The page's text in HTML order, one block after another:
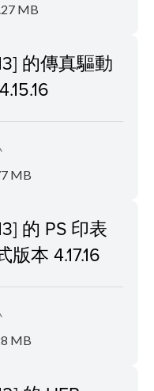
MB
的傳真驅動
MB
的 PS 印表
本 4.17.16
MB